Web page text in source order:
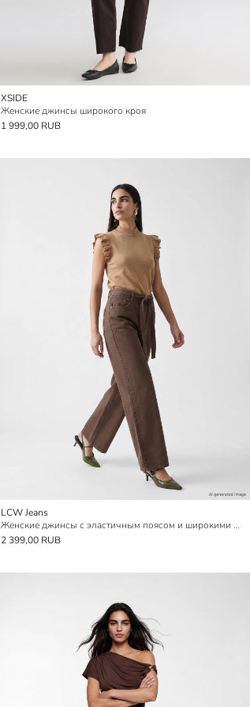
XSIDE
Женские джинсы широкого кроя
1 999,00 RUB
LCW Jeans
Женские джинсы с эластичным поясом и широкими штанинами
2 399,00 RUB